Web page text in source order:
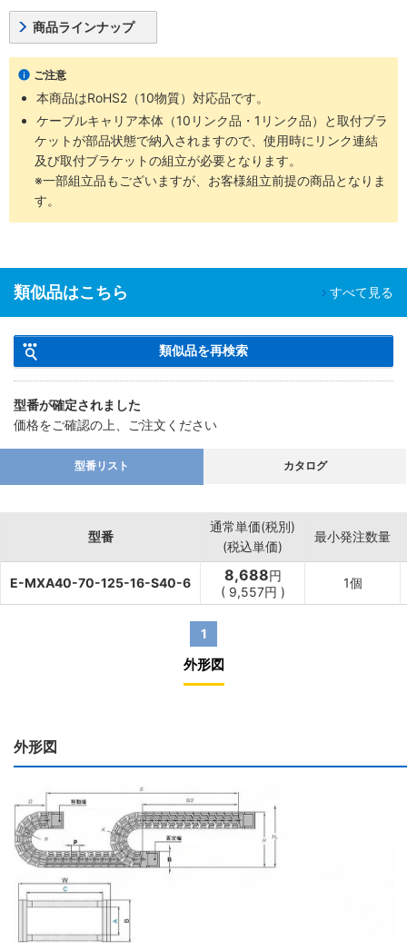
商品ラインナップ
ご注意
本商品はRoHS2（10物質）対応品です。
ケーブルキャリア本体（10リンク品・1リンク品）と取付ブラ
ケットが部品状態で納入されますので、使用時にリンク連結
及び取付ブラケットの組立が必要となります。
※一部組立品もございますが、お客様組立前提の商品となりま
す。
類似品はこちら すべて見る
類似品を再検索
型番が確定されました
価格をご確認の上、ご注文ください
型番リスト カタログ
型番
通常単価(税別)
(税込単価)
最小発注数量
E-MXA40-70-125-16-S40-6 8,688円
( 9,557円 )
1個
1
外形図
外形図